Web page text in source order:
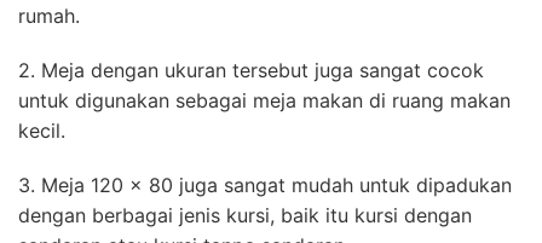
rumah.
2. Meja dengan ukuran tersebut juga sangat cocok
untuk digunakan sebagai meja makan di ruang makan
kecil.
3. Meja 120 x 80 juga sangat mudah untuk dipadukan
dengan berbagai jenis kursi, baik itu kursi dengan